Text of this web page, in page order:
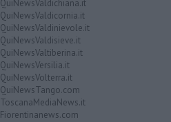
QuiNewsValdichiana.it
QuiNewsValdicornia.it
QuiNewsValdinievole.it
QuiNewsValdisieve.it
QuiNewsValtiberina.it
QuiNewsVersilia.it
QuiNewsVolterra.it
QuiNewsTango.com
ToscanaMediaNews.it
Fiorentinanews.com